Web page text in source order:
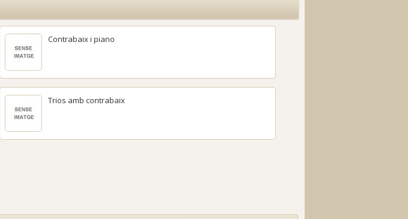
Contrabaix i piano
Trios amb contrabaix